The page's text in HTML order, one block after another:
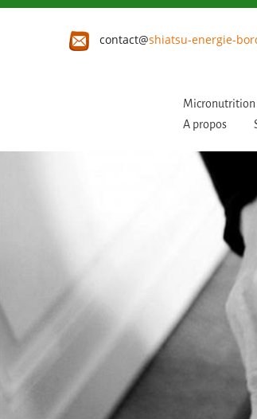
contact@shiatsu-energie-
Micronutrition
A propos